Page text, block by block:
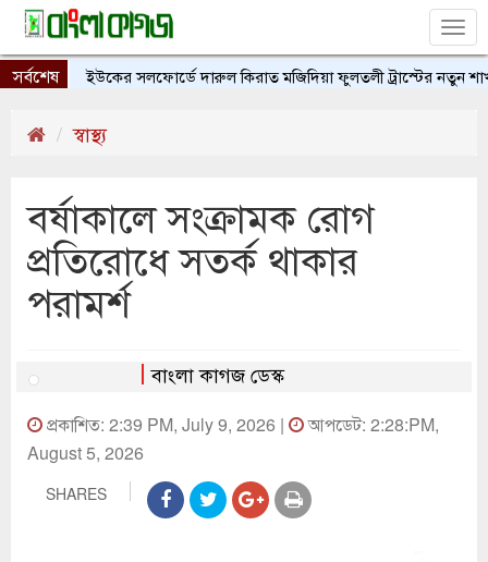
সর্বশেষ ইউকের সলফোর্ডে দারুল কিরাত মজিদিয়া ফুলতলী ট্রাস্টের নতুন শাখার
স্বাস্থ্য
বর্ষাকালে সংক্রামক রোগ
প্রতিরোধে সতর্ক থাকার
পরামর্শ
বাংলা কাগজ ডেস্ক
প্রকাশিত: 2:39 PM, July 9, 2026 |
আপডেট: 2:28:PM,
August 5, 2026
SHARES